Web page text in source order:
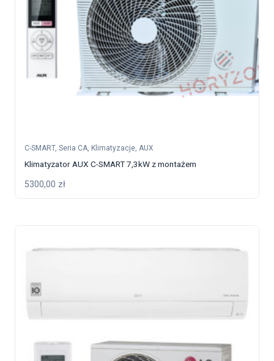
C-SMART,Seria CA, Klimatyzacje,AUX
Klimatyzator AUX C-SMART 7,3kW z montażem
5300,00 zł